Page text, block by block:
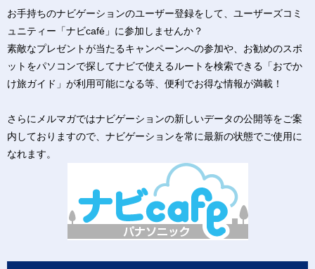
お手持ちのナビゲーションのユーザー登録をして、 ユーザーズコミ
ュニティー「ナビcafé」に参加しませんか？
素敵なプレゼントが当たるキャンペーンへの参加や、お勧めのスポ
ットをパソコンで探してナビで使えるルートを検索できる「おでか
け旅ガイド」が利用可能になる等、便利でお得な情報が満載！
さらにメルマガではナビゲーションの新しいデータの公開等をご案
内しておりますので、ナビゲーションを常に最新の状態でご使用に
なれます。